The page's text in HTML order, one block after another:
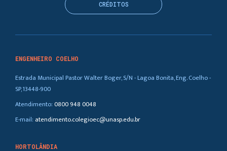
ENGENHEIRO COELHO
Estrada Municipal Pastor Walter Boger, S/N - Lagoa Bonita, Eng. Coelho -
SP, 13448-900
Atendimento:0800 948 0048
E-mail: atendimento.colegioec@unasp.edu.br
HORTOLÂNDIA
CRÉDITOS